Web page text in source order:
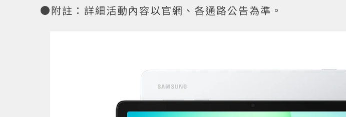
●附註：詳細活動內容以官網、各通路公告為準。